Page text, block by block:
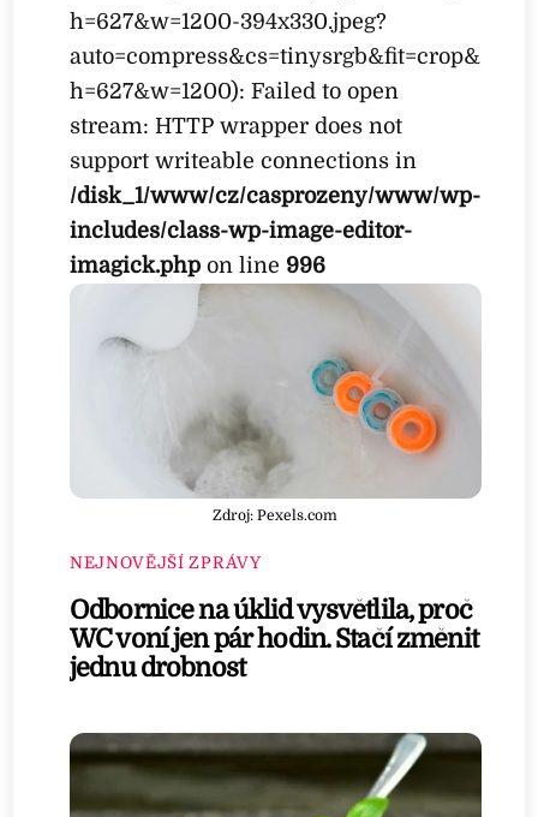
h=627&w=1200-394x330.jpeg?
auto=compress&cs=tinysrgb&fit=crop&
h=627&w=1200): Failed to open
stream: HTTP wrapper does not
support writeable connections in
/disk_1/www/cz/casprozeny/www/wp-
includes/class-wp-image-editor-
imagick.php on line 996
Zdroj: Pexels.com
NEJNOVĚJŠÍ ZPRÁVY
Odbornice na úklid vysvětlila, proč
WC voní jen pár hodin. Stačí změnit
jednu drobnost